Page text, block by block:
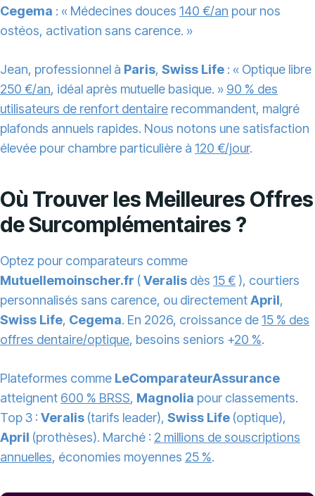
Cegema : « Médecines douces 140 €/an pour nos
ostéos, activation sans carence. »
Jean, professionnel à Paris, Swiss Life : « Optique libre
250 €/an, idéal après mutuelle basique. » 90 % des
utilisateurs de renfort dentaire recommandent, malgré
plafonds annuels rapides. Nous notons une satisfaction
élevée pour chambre particulière à 120 €/jour.
Où Trouver les Meilleures Offres
de Surcomplémentaires ?
Optez pour comparateurs comme
Mutuellemoinscher.fr (Veralis dès 15 € ), courtiers
personnalisés sans carence, ou directementApril,
Swiss Life, Cegema. En 2026, croissance de15 % des
offres dentaire/optique, besoins seniors +20 %.
Plateformes comme LeComparateurAssurance
atteignent 600 % BRSS, Magnolia pour classements.
Top 3 : Veralis (tarifs leader), Swiss Life (optique),
April (prothèses). Marché : 2 millions de souscriptions
annuelles, économies moyennes 25 %.